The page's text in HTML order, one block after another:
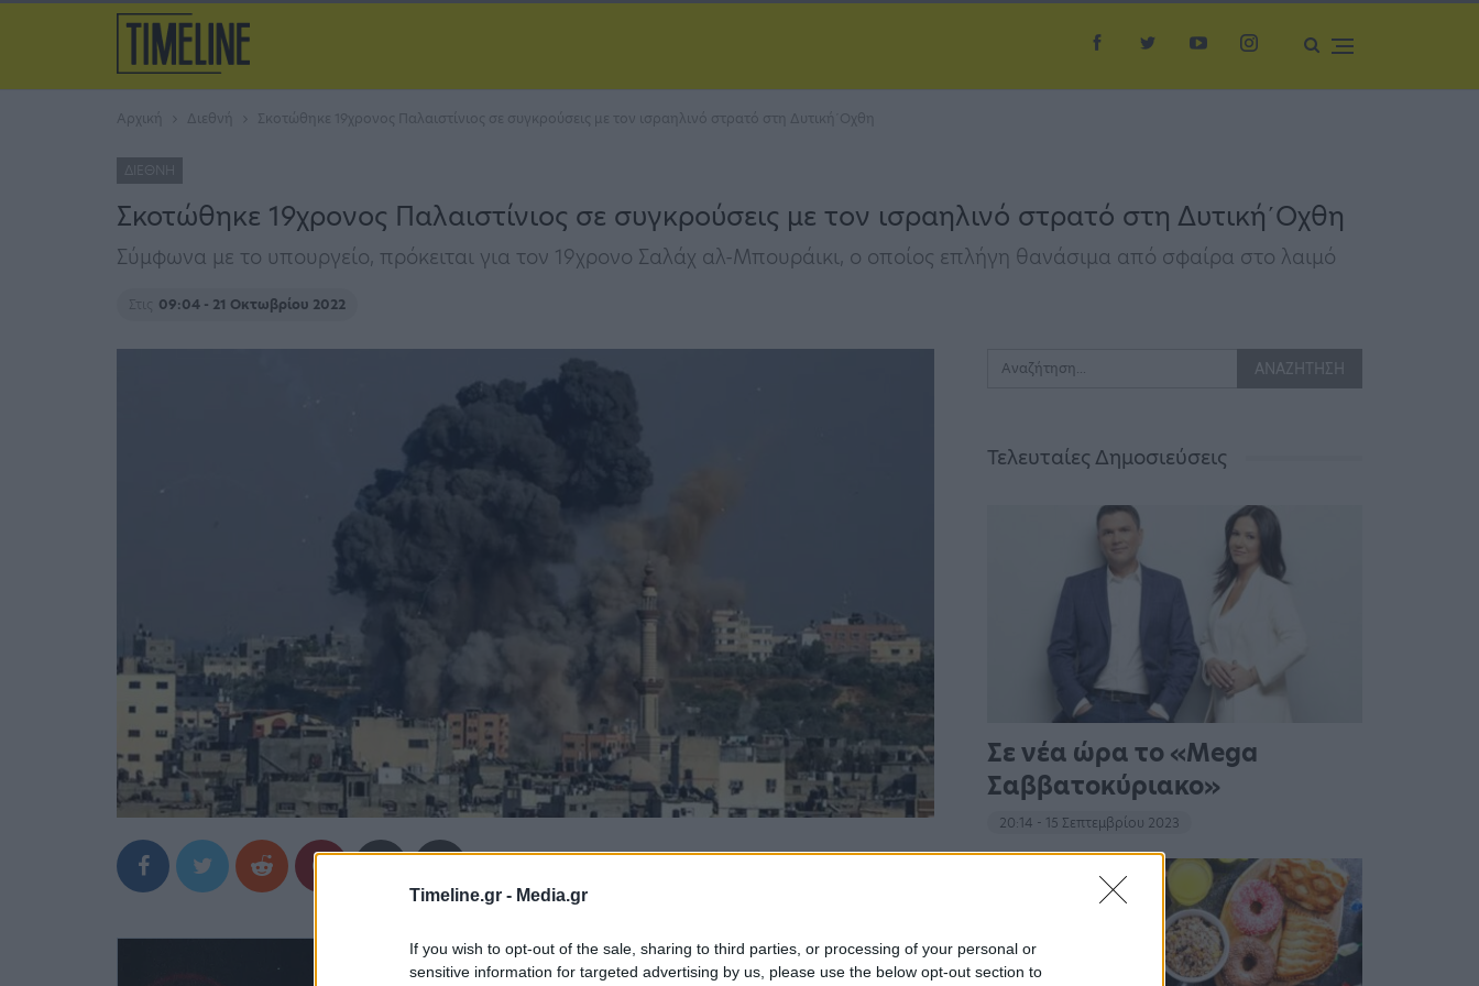
Timeline.gr - Media.gr
If you wish to opt-out of the sale, sharing to third parties, or processing of your personal or
sensitive information for targeted advertising by us, please use the below opt-out section to
Αρχική Διεθνή Σκοτώθηκε 19χρονος Παλαιστίνιος σε συγκρούσεις με τον ισραηλινό στρατό στη Δυτική΄Οχθη
ΔΙΕΘΝΉ
Σκοτώθηκε 19χρονος Παλαιστίνιος σε συγκρούσεις με τον ισραηλινό στρατό στη Δυτική΄Οχθη
Σύμφωνα με το υπουργείο, πρόκειται για τον 19χρονο Σαλάχ αλ-Μπουράικι, ο οποίος επλήγη θανάσιμα από σφαίρα στο λαιμό
Στις 09:04 - 21 Οκτωβρίου 2022
Τελευταίες Δημοσιεύσεις
Σε νέα ώρα το «Mega
Σαββατοκύριακο»
20:14 - 15 Σεπτεμβρίου 2023